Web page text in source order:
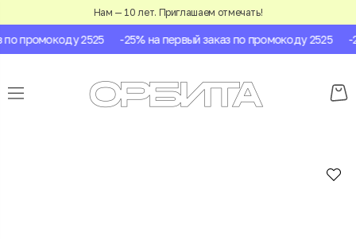
Нам — 10 лет. Приглашаем отмечать!
промокоду 2525 -25% на первый заказ по промокоду 2525 -